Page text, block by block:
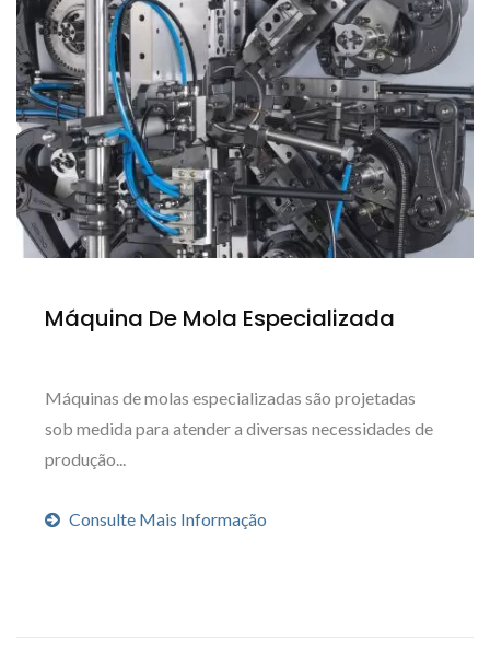
Máquina De Mola Especializada
Máquinas de molas especializadas são projetadas
sob medida para atender a diversas necessidades de
produção...
Consulte Mais Informação